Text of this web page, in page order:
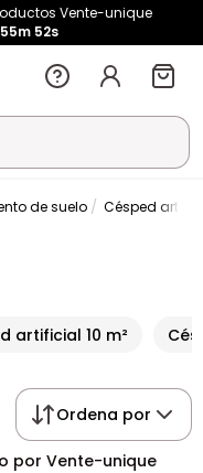
Vente-unique
55m 51s
de suelo Césped
artificial 10 m²
Ordena por
por Vente-unique